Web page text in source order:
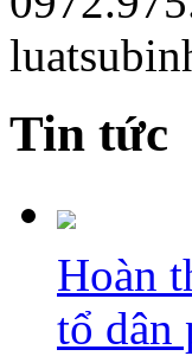
Tin tức
Hoàn
tổ dân